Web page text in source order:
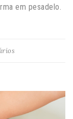
em pesadelo.